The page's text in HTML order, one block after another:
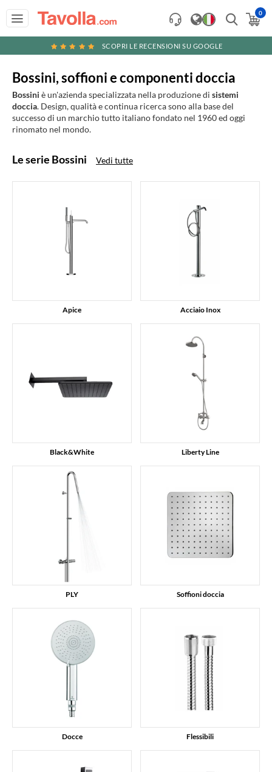
0
SCOPRI LE RECENSIONI SU GOOGLE
Bossini, soffioni e componenti doccia
Bossini è un'azienda specializzata nella produzione di sistemi
doccia. Design, qualità e continua ricerca sono alla base del
successo di un marchio tutto italiano fondato nel 1960 ed oggi
rinomato nel mondo.
Le serie Bossini Vedi tutte
Apice Acciaio Inox
Black&White Liberty Line
PLY Soffioni doccia
Docce Flessibili